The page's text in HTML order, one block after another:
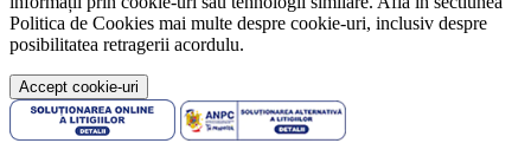
Politica de Cookies mai multe despre cookie-uri, inclusiv despre
posibilitatea retragerii acordulu.
Accept cookie-uri